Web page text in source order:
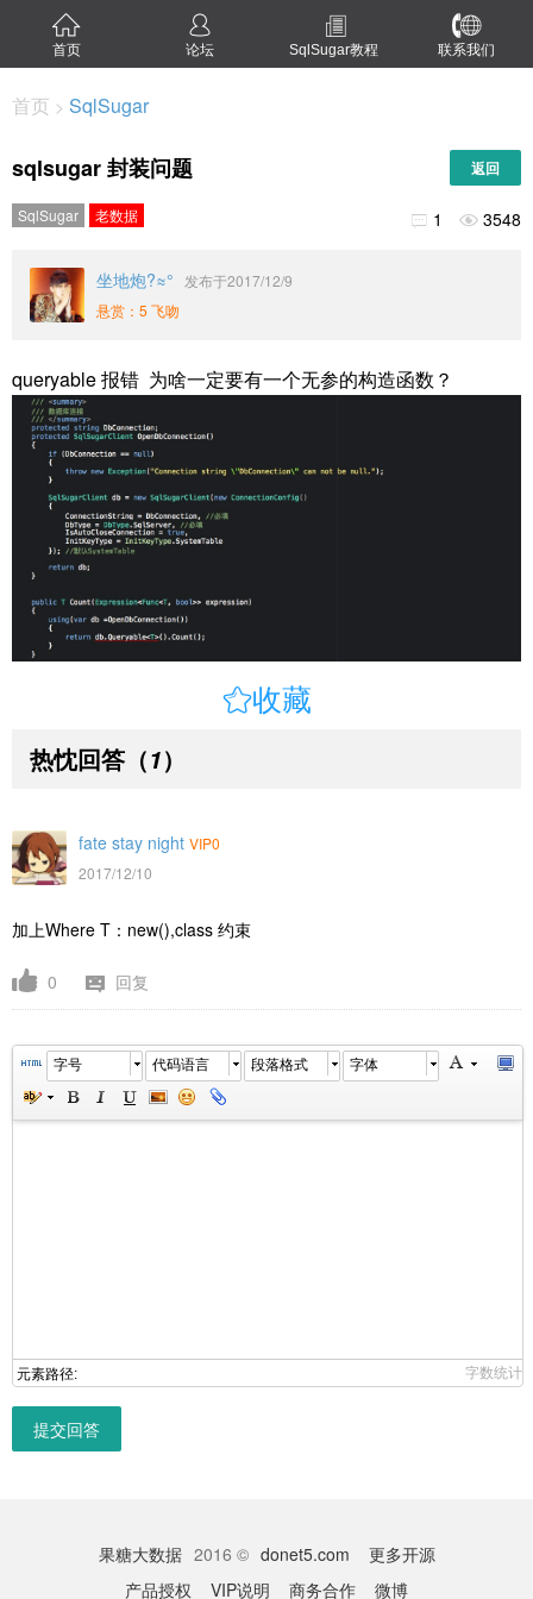
首页 论坛 SqlSugar教程 联系我们
首页 > SqlSugar
sqlsugar 封装问题 返回
SqlSugar 老数据  1  3548
坐地炮?≈°
发布于2017/12/9
悬赏：5 飞吻
queryable 报错 为啥一定要有一个无参的构造函数？
收藏
热忱回答 （1）
fate stay night VIP0
2017/12/10
加上Where T：new(),class 约束
0 回复
字号 代码语言 段落格式 字体
元素路径: 字数统计
提交回答
果糖大数据 2016 © donet5.com
更多开源
产品授权
VIP说明 商务合作 微博